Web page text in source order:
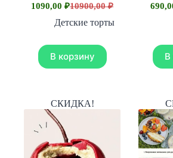
10900,00₽
Первоначальная
цена
составляла
10900,00 ₽.
1090,00₽Текущая
цена:
Детские торты
В корзину В
СКИДКА!